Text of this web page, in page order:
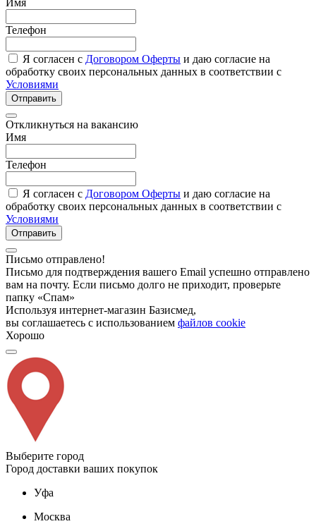
Телефон
Я согласен с Договором Оферты и даю согласие на
обработку своих персональных данных в соответствии с
Условиями
Отправить
Откликнуться на вакансию
Имя
Телефон
Я согласен с Договором Оферты и даю согласие на
обработку своих персональных данных в соответствии с
Условиями
Отправить
Письмо отправлено!
Письмо для подтверждения вашего Email успешно отправлено
вам на почту. Если письмо долго не приходит, проверьте
папку «Спам»
Используя интернет-магазин Базисмед,
вы соглашаетесь с использованием файлов cookie
Хорошо
Выберите город
Город доставки ваших покупок
Уфа
Москва